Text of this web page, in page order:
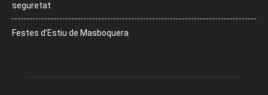
seguretat
Festes d’Estiu de Masboquera